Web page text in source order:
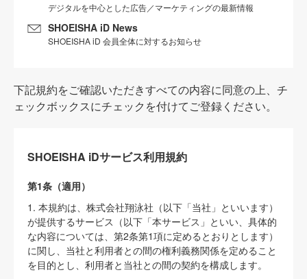
デジタルを中心とした広告／マーケティングの最新情報
SHOEISHA iD News
SHOEISHA iD 会員全体に対するお知らせ
下記規約をご確認いただきすべての内容に同意の上、チ
ェックボックスにチェックを付けてご登録ください。
SHOEISHA iDサービス利用規約
第1条（適用）
1. 本規約は、株式会社翔泳社（以下「当社」といいます）
が提供するサービス（以下「本サービス」といい、具体的
な内容については、第2条第1項に定めるとおりとします）
に関し、当社と利用者との間の権利義務関係を定めること
を目的とし、利用者と当社との間の契約を構成します。